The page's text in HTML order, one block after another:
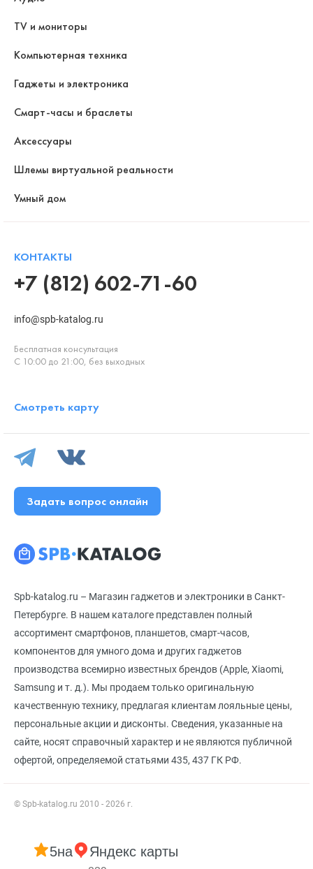
Spb-katalog.ru – Магазин гаджетов и электроники в Санкт-
Петербурге. В нашем каталоге представлен полный
ассортимент смартфонов, планшетов, смарт-часов,
компонентов для умного дома и других гаджетов
производства всемирно известных брендов (Apple, Xiaomi,
Samsung и т. д.). Мы продаем только оригинальную
качественную технику, предлагая клиентам лояльные цены,
персональные акции и дисконты. Сведения, указанные на
сайте, носят справочный характер и не являются публичной
офертой, определяемой статьями 435, 437 ГК РФ.
© Spb-katalog.ru 2010 - 2026 г.
TV и мониторы
Компьютерная техника
Гаджеты и электроника
Смарт-часы и браслеты
Аксессуары
Шлемы виртуальной реальности
Умный дом
КОНТАКТЫ
+7 (812) 602-71-60
info@spb-katalog.ru
Бесплатная консультация
С 10:00 до 21:00, без выходных
Смотреть карту
Задать вопрос онлайн
5на Яндекс карты